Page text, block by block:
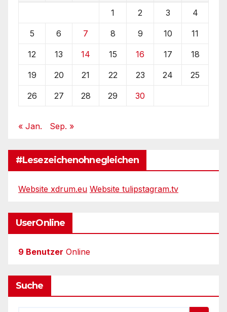
1 2 3 4
5 6 7 8 9 10 11
12 13 14 15 16 17 18
19 20 21 22 23 24 25
26 27 28 29 30
« Jan. Sep. »
#Lesezeichenohnegleichen
Website xdrum.eu Website tulipstagram.tv
UserOnline
9 Benutzer Online
Suche